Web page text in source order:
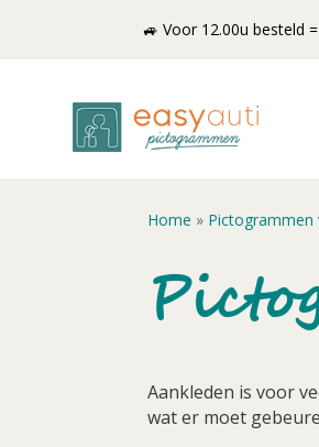
🚙 Voor 12.00u besteld
Home » Pictogrammen
Aankleden is voor
wat er moet